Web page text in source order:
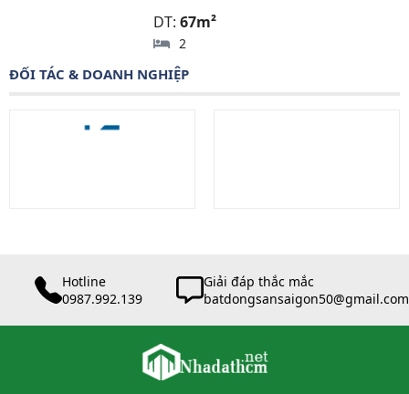
DT:67m²
2
ĐỐI TÁC & DOANH NGHIỆP
Hotline
0987.992.139
Giải đáp thắc mắc
batdongsansaigon50@gmail.com